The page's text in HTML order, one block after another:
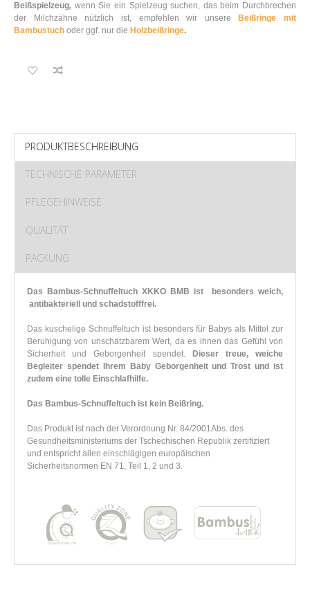
Beißspielzeug, wenn Sie ein Spielzeug suchen, das beim Durchbrechen
der Milchzähne nützlich ist, empfehlen wir unsere
Beißringe mit
Bambustuch oder ggf. nur die Holzbeißringe.
PRODUKTBESCHREIBUNG
TECHNISCHE PARAMETER
PFLEGEHINWEISE
QUALITÄT
PACKUNG
Das Bambus-Schnuffeltuch XKKO BMB ist besonders weich,
antibakteriell und schadstofffrei.
Das kuschelige Schnuffeltuch ist besonders für Babys als Mittel zur
Beruhigung von unschätzbarem Wert, da es ihnen das Gefühl von
Sicherheit und Geborgenheit spendet.
Dieser treue, weiche
Begleiter spendet Ihrem Baby Geborgenheit und Trost und ist
zudem eine tolle Einschlafhilfe.
Das Bambus-Schnuffeltuch ist kein Beißring.
Das Produkt ist nach der Verordnung Nr. 84/2001Abs. des
Gesundheitsministeriums der Tschechischen Republik zertifiziert
und entspricht allen einschlägigen europäischen
Sicherheitsnormen EN 71, Teil 1, 2 und 3.